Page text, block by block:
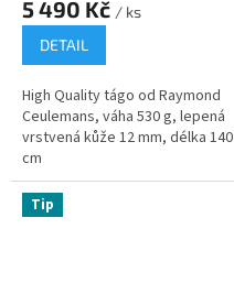
5 490 Kč / ks
DETAIL
High Quality tágo od Raymond
Ceulemans, váha 530 g, lepená
vrstvená kůže 12 mm, délka 140
cm
Tip